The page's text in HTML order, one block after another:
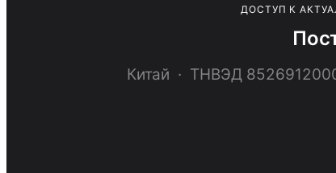
ДОСТУП К
Китай · ТНВЭД